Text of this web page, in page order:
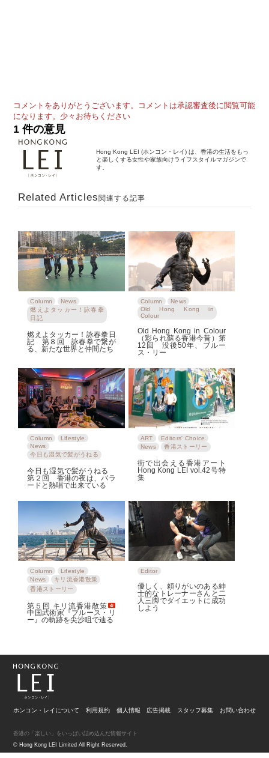
コメントをありがとうございます。コメントは承認審査後に閲覧可能
になります。少々お待ちください
1 件の意見
Hong Kong LEI (ホンコン・レイ) は、香港の生活をもっ
と楽しくする女性や家族向けライフスタイルマガジンで
す。
Related Articles関連する記事
Column
News
燃えよタッカー！詠春拳
日記
燃えよタッカー！詠春拳日
記 第８回 詠春拳で繋が
る、新たな世界と仲間たち
Column
News
Old Hong Kong in
Colour
Old Hong Kong in Colour
（彩られ蘇る香港今昔）第
12回 没後50年、ブルー
ス・リー
Column
Lifestyle
News
今日も湿気で髪がうねる
今日も湿気で髪がうねる
第２回 香港の夜は、バラ
ードと熱唱で出来ている
ART
Editors' Choice
News
香港ストーリー
街で出会える香港アート
Hong Kong LEI vol.42号特
集
Column
Lifestyle
News
キリ流香港散策
香港ストーリー
第５回 キリ流香港散策
中国武術家『ブルース・リ
ー』の軌跡を尖沙咀で辿る
Editor
優しく、頼りがいのある紳
士的なトレーナーさんと二
人三脚でダイエットに成功
しよう
ホンコン・レイについて 利用規約 個人情報 広告掲載 スタッフ募集 お問い合わせ
© Hong Kong LEI Limited All Right Reserved.
香港の「楽しい」をいっぱい詰め込んだ情報サイト